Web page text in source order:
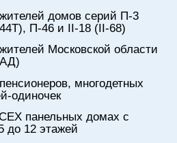
домов серий П-3
П-46 и II-18 (II-68)
Московской области
многодетных
одиночек
панельных домах с
до 12 этажей